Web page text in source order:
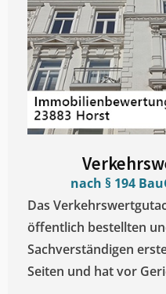
nach § 194
Das
öffentlich bestellten
Sachverständigen
Seiten und hat vor